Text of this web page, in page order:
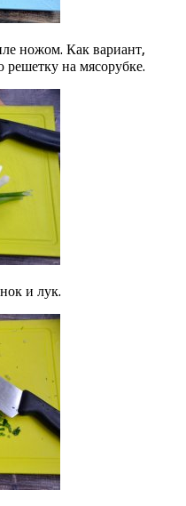
ножом. Как вариант,
на мясорубке.
и лук.